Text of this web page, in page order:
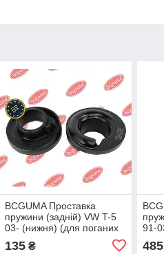
BCGUMA Проставка
пружини (задній) VW T-5
03- (нижня) (для поганих
135₴
91-
485